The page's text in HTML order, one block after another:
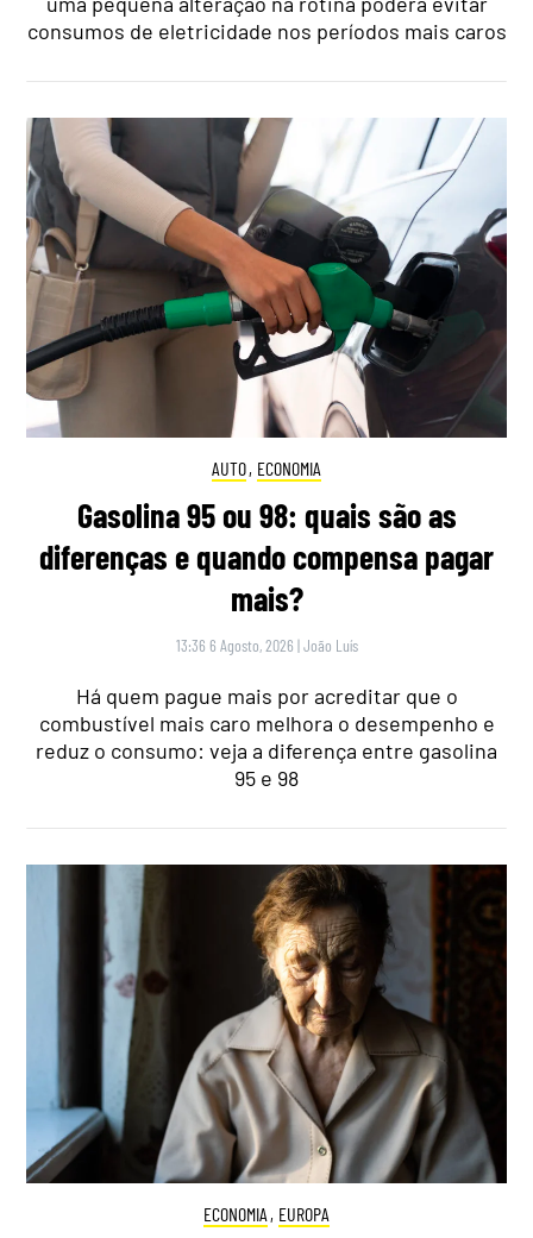
consumos de eletricidade nos períodos mais caros
AUTO, ECONOMIA
Gasolina 95 ou 98: quais são as
diferenças e quando compensa pagar
mais?
13:36 6 Agosto, 2026 |João Luís
Há quem pague mais por acreditar que o
combustível mais caro melhora o desempenho e
reduz o consumo: veja a diferença entre gasolina
95 e 98
ECONOMIA , EUROPA